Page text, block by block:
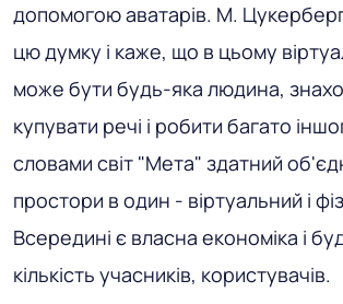
допомогою аватарів. М.
цю думку і каже, що в цьому
може бути будь-яка людина,
купувати речі і робити багато
словами світ "Мета" здатний
простори в один - віртуальний і
Всередині є власна економіка і
кількість учасників, користувачів.